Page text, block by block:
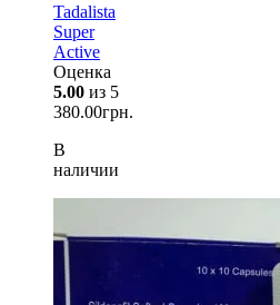
Tadalista
Super
Active
Оценка
5.00 из 5
380.00грн.
В
наличии